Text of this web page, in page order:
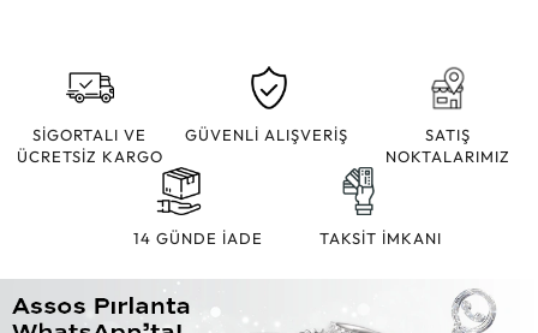
SİGORTALI VE
ÜCRETSİZ KARGO
GÜVENLİ ALIŞVERİŞ
SATIŞ
NOKTALARIMIZ
14 GÜNDE İADE TAKSİT İMKANI